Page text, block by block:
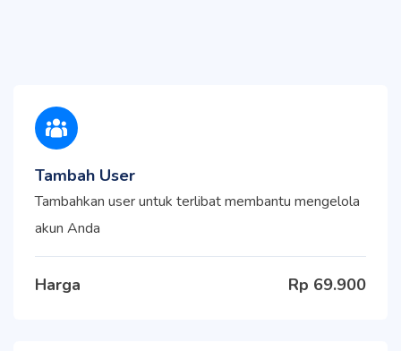
Tambah User
Tambahkan user untuk terlibat membantu mengelola
akun Anda
Harga Rp 69.900